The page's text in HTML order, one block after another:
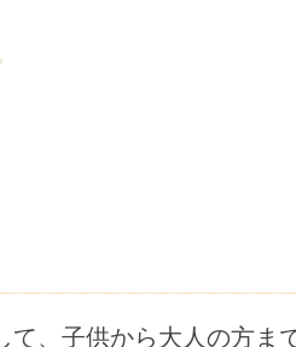
て、子供から大人の方ま